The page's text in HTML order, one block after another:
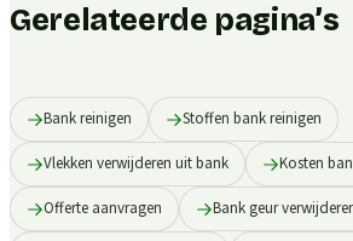
Gerelateerde pagina’s
Bank reinigen Stoffen bank reinigen
Vlekken verwijderen uit bank Kosten
Offerte aanvragen Bank geur